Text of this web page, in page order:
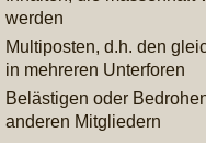
werden
Multiposten, d.h. den
in mehreren Unterforen
Belästigen oder
anderen Mitgliedern